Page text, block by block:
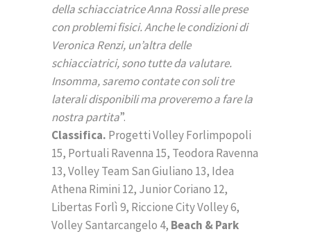
della schiacciatrice Anna Rossi alle prese
con problemi fisici. Anche le condizioni di
Veronica Renzi, un’altra delle
schiacciatrici, sono tutte da valutare.
Insomma, saremo contate con soli tre
laterali disponibili ma proveremo a fare la
nostra partita”.
Classifica. Progetti Volley Forlimpopoli
15, Portuali Ravenna 15, Teodora Ravenna
13, Volley Team San Giuliano 13, Idea
Athena Rimini 12, Junior Coriano 12,
Libertas Forlì 9, Riccione City Volley 6,
Volley Santarcangelo 4, Beach & Park